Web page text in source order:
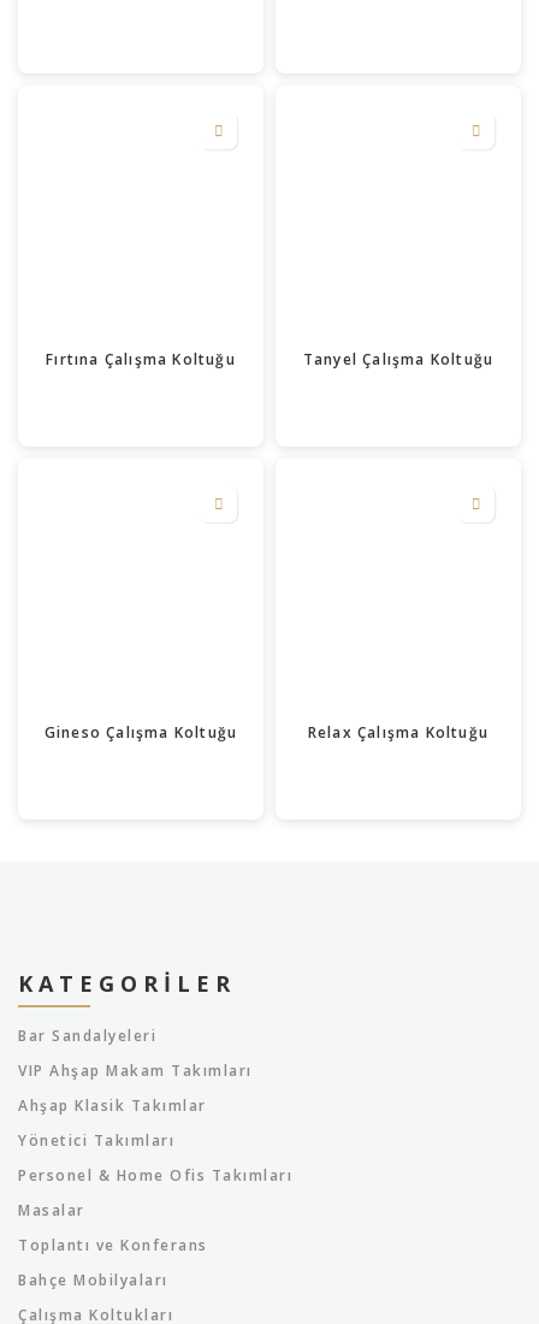
Fırtına Çalışma Koltuğu Tanyel Çalışma Koltuğu
Gineso Çalışma Koltuğu Relax Çalışma Koltuğu
KATEGORILER
Bar Sandalyeleri
VIP Ahşap Makam Takımları
Ahşap Klasik Takımlar
Yönetici Takımları
Personel & Home Ofis Takımları
Masalar
Toplantı ve Konferans
Bahçe Mobilyaları
Çalışma Koltukları